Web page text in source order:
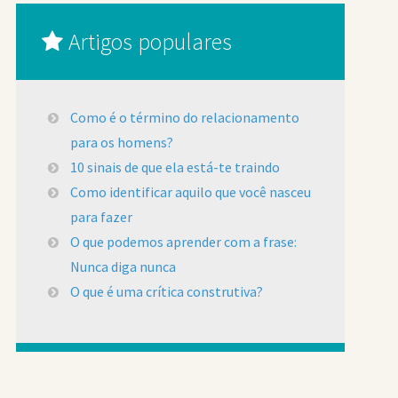
Artigos populares
Como é o término do relacionamento
para os homens?
10 sinais de que ela está-te traindo
Como identificar aquilo que você nasceu
para fazer
O que podemos aprender com a frase:
Nunca diga nunca
O que é uma crítica construtiva?